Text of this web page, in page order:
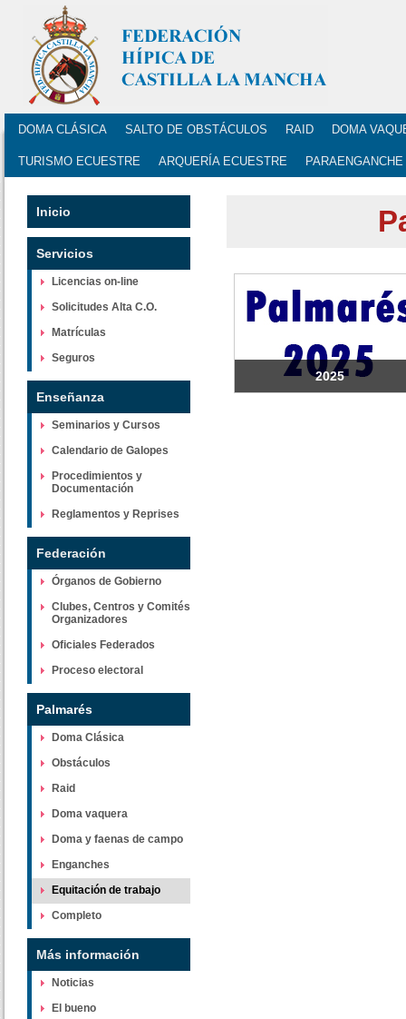
DOMA CLÁSICA SALTO DE OBSTÁCULOS RAID DOMA
TURISMO ECUESTRE ARQUERÍA ECUESTRE PARAENGANCHE
Inicio
Servicios
Licencias on-line
Solicitudes Alta C.O.
Matrículas
Seguros
Enseñanza
Seminarios y Cursos
Calendario de Galopes
Procedimientos y
Documentación
Reglamentos y Reprises
Federación
Órganos de Gobierno
Clubes, Centros y Comités
Organizadores
Oficiales Federados
Proceso electoral
Palmarés
Doma Clásica
Obstáculos
Raid
Doma vaquera
Doma y faenas de campo
Enganches
Equitación de trabajo
Completo
Más información
Noticias
El bueno
2025